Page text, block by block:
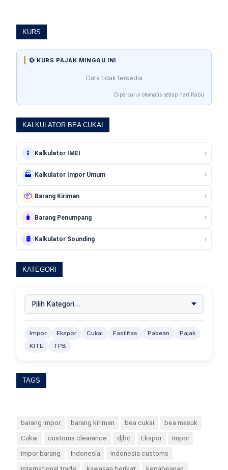
KURS
💱 KURS PAJAK MINGGU INI
Data tidak tersedia
Diperbarui otomatis setiap hari Rabu
KALKULATOR BEA CUKAI
📱 Kalkulator IMEI ›
🏭 Kalkulator Impor Umum ›
📦 Barang Kiriman ›
🧳 Barang Penumpang ›
🛢️ Kalkulator Sounding ›
KATEGORI
Impor Ekspor Cukai Fasilitas Pabean
Pajak
KITE
TPB
TAGS
barang impor barang kiriman bea cukai
bea masuk
Cukai
customs clearance djbc Ekspor
Impor
impor barang
Indonesia
indonesia customs